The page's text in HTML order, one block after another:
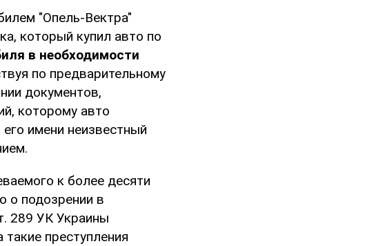
"Опель-Вектра"
который купил авто по
в необходимости
по предварительному
документов,
которому авто
имени неизвестный
к более десяти
о подозрении в
289 УК Украины
преступления